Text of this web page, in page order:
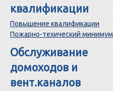
квалификации
Повышение квалификации
Пожарно-техический минимум
Обслуживание
домоходов и
вент.каналов